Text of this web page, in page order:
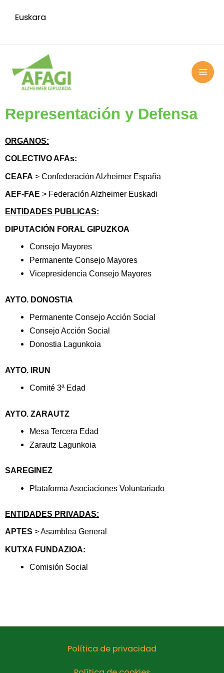
Euskara
Representación y Defensa
ORGANOS:
COLECTIVO AFAs:
CEAFA > Confederación Alzheimer España
AEF-FAE > Federación Alzheimer Euskadi
ENTIDADES PUBLICAS:
DIPUTACIÓN FORAL GIPUZKOA
Consejo Mayores
Permanente Consejo Mayores
Vicepresidencia Consejo Mayores
AYTO. DONOSTIA
Permanente Consejo Acción Social
Consejo Acción Social
Donostia Lagunkoia
AYTO. IRUN
Comité 3ª Edad
AYTO. ZARAUTZ
Mesa Tercera Edad
Zarautz Lagunkoia
SAREGINEZ
Plataforma Asociaciones Voluntariado
ENTIDADES PRIVADAS:
APTES > Asamblea General
KUTXA FUNDAZIOA:
Comisión Social
Política de privacidad